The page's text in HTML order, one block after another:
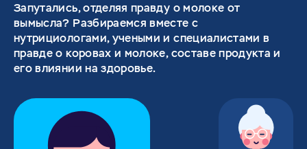
Запутались, отделяя правду о молоке от
вымысла? Разбираемся вместе с
нутрициологами, учеными и специалистами в
правде о коровах и молоке, составе продукта и
его влиянии на здоровье.